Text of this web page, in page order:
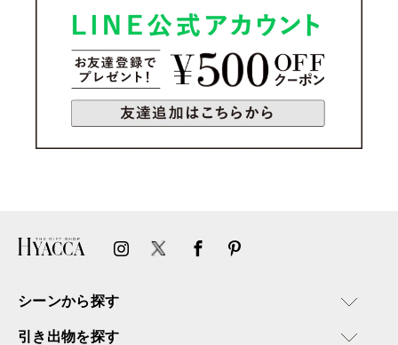
シーンから探す
引き出物を探す